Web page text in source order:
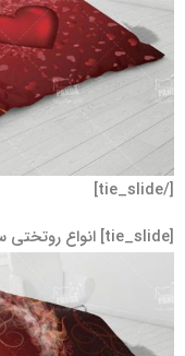
[/tie_slide]
[tie_slide] انواع روتختی سه بعدی |